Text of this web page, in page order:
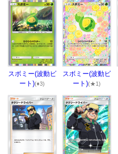
スボミー(波動ビ
ート)(♦3)
スボミー(波動ビ
ート)(★1)